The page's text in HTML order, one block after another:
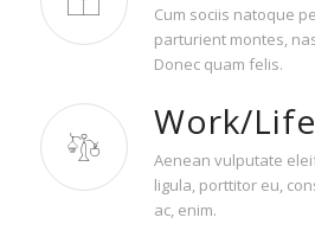
Cum sociis natoque
parturient montes,
Donec quam felis.
Work/
Aenean vulputate
ligula, porttitor eu,
ac, enim.